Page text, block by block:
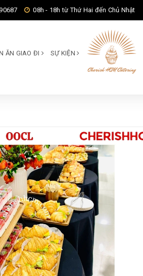
08h - 18h từ Thứ Hai đến Chủ Nhật
ĂN GIAO ĐI SỰ KIỆN